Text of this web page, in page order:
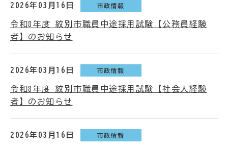
2026年03月16日 市政情報
令和8年度 紋別市職員中途採用試験【公務員経験
者】のお知らせ
2026年03月16日 市政情報
令和8年度 紋別市職員中途採用試験【社会人経験
者】のお知らせ
2026年03月16日 市政情報